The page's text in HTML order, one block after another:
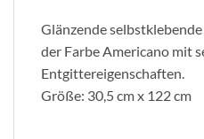
Glänzende
der Farbe Americano mit
Entgittereigenschaften.
Größe: 30,5 cm x 122 cm